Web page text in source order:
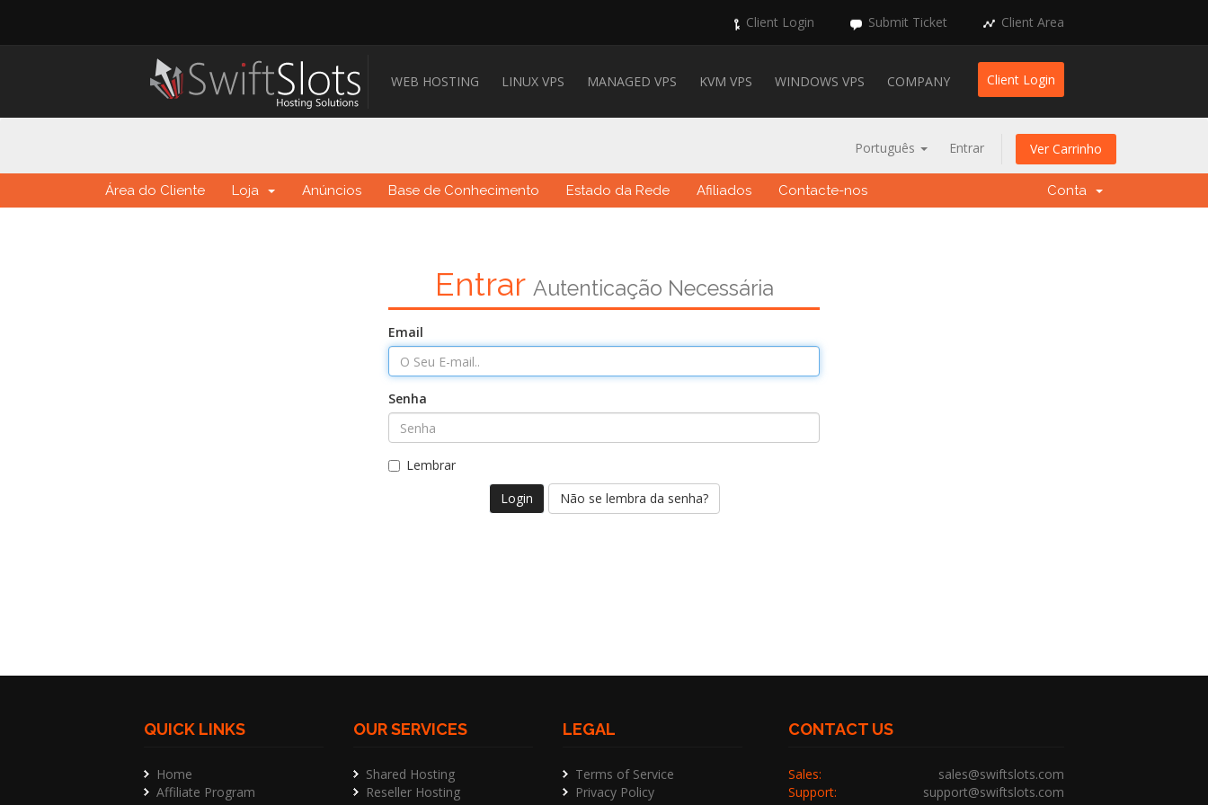
Client Login Submit Ticket Client Area
WEB HOSTING LINUX VPS MANAGED VPS KVM VPS WINDOWS VPS COMPANY Client Login
Português Entrar Ver Carrinho
Área do Cliente Loja Anúncios Base de Conhecimento Estado da Rede Afiliados Contacte-nos Conta
Entrar Autenticação Necessária
Email
Senha
Lembrar
Não se lembra da senha?
QUICK LINKS
Home
Affiliate Program
OUR SERVICES
Shared Hosting
Reseller Hosting
LEGAL
Terms of Service
Privacy Policy
CONTACT US
Sales:
sales@swiftslots.com
Support:
support@swiftslots.com